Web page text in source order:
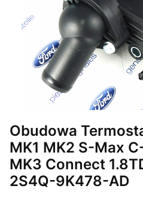
Obudowa
MK1 MK2 S-Max
MK3 Connect
2S4Q-9K478-AD